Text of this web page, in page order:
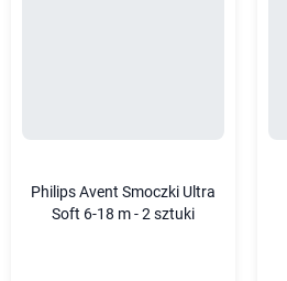
Philips Avent Smoczki Ultra
Soft 6-18 m - 2 sztuki